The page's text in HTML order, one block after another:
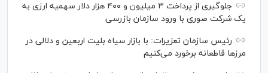
جلوگیری از پرداخت ۳ میلیون و ۴۰۰ هزار دلار سهمیه ارزی به
یک شرکت صوری با ورود سازمان بازرسی
رئیس سازمان تعزیرات: با بازار سیاه بلیت اربعین و دلالی در
مرز‌ها قاطعانه برخورد می‌کنیم